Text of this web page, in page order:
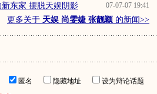
07-07-07 19:41
东家 摆脱天娱阴影
更多关于 天娱 尚雯婕 张靓颖 的新闻>>
匿名 隐藏地址
设为辩论话题